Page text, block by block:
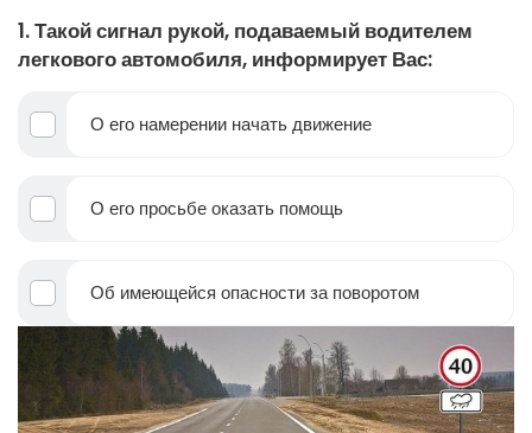
1. Такой сигнал рукой, подаваемый водителем
легкового автомобиля, информирует Вас:
О его намерении начать движение
О его просьбе оказать помощь
Об имеющейся опасности за поворотом